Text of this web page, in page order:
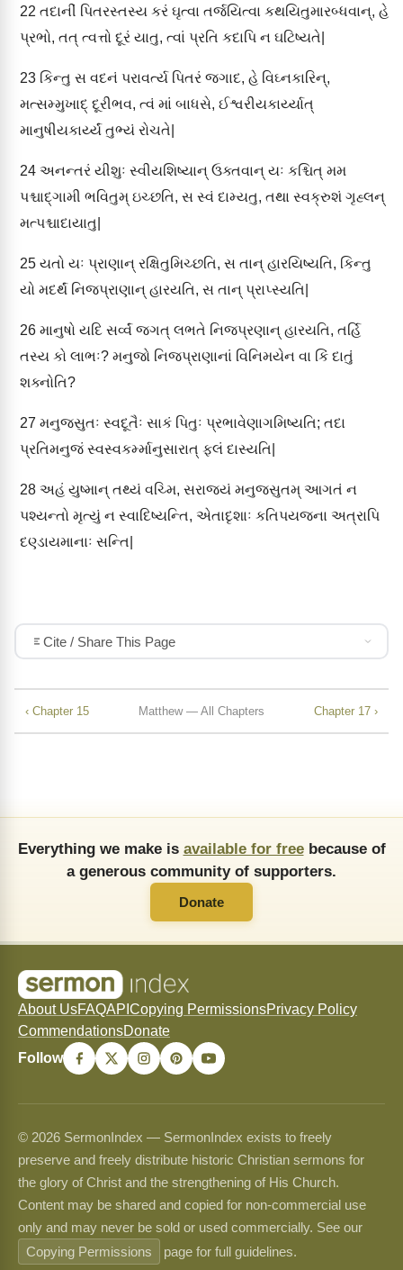
22 તદાનીં પિતરસ્તસ્ય કરં ઘૃત્વા તર્જયિત્વા કથયિતુમારબ્ધવાન્, હે
પ્રભો, તત્ ત્વત્તો દૂરં યાતુ, ત્વાં પ્રતિ કદાપિ ન ઘટિષ્યતે|
23 કિન્તુ સ વદનં પરાવર્ત્ય પિતરં જગાદ, હે વિઘ્નકારિન્,
મત્સમ્મુખાદ્ દૂરીભવ, ત્વં માં બાધસે, ઈશ્વરીયકાર્ય્યાત્
માનુષીયકાર્ય્યં તુભ્યં રોચતે|
24 અનન્તરં યીશુઃ સ્વીયશિષ્યાન્ ઉક્તવાન્ યઃ કશ્ચિત્ મમ
પશ્ચાદ્ગામી ભવિતુમ્ ઇચ્છતિ, સ સ્વં દામ્યતુ, તથા સ્વક્રુશં ગૃહ્લન્
મત્પશ્ચાદાયાતુ|
25 યતો યઃ પ્રાણાન્ રક્ષિતુમિચ્છતિ, સ તાન્ હારયિષ્યતિ, કિન્તુ
યો મદર્થં નિજપ્રાણાન્ હારયતિ, સ તાન્ પ્રાપ્સ્યતિ|
26 માનુષો યદિ સર્વ્વં જગત્ લભતે નિજપ્રણાન્ હારયતિ, તર્હિ
તસ્ય કો લાભઃ? મનુજો નિજપ્રાણાનાં વિનિમયેન વા કિં દાતું
શક્નોતિ?
27 મનુજસુતઃ સ્વદૂતૈઃ સાકં પિતુઃ પ્રભાવેણાગમિષ્યતિ; તદા
પ્રતિમનુજં સ્વસ્વકર્મ્માનુસારાત્ ફલં દાસ્યતિ|
28 અહં યુષ્માન્ તથ્યં વચ્મિ, સરાજ્યં મનુજસુતમ્ આગતં ન
પશ્યન્તો મૃત્યું ન સ્વાદિષ્યન્તિ, એતાદૃશાઃ કતિપયજના અત્રાપિ
દણ્ડાયમાનાઃ સન્તિ|
Cite / Share This Page
‹ Chapter 15 Matthew — All Chapters Chapter 17 ›
Everything we make is available for freebecause of
a generous community of supporters.
Donate
About UsFAQAPI Copying PermissionsPrivacy Policy
CommendationsDonate
Follow
© 2026 SermonIndex — SermonIndex exists to freely
preserve and freely distribute historic Christian sermons for
the glory of Christ and the strengthening of His Church.
Content may be shared and copied for non-commercial use
only and may never be sold or used commercially. See our
Copying Permissions
page for full guidelines.